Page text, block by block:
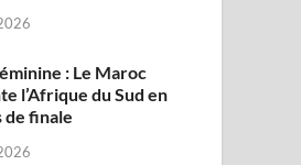
: Le Maroc
l’Afrique du Sud en
de finale